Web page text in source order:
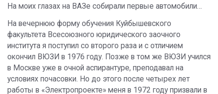
На моих глазах на ВАЗе собирали первые автомобили…
На вечернюю форму обучения Куйбышевского
факультета Всесоюзного юридического заочного
института я поступил со второго раза и с отличием
окончил ВЮЗИ в 1976 году. Позже в том же ВЮЗИ учился
в Москве уже в очной аспирантуре, преподавал на
условиях почасовки. Но до этого после четырех лет
работы в «Электропроекте» меня в 1972 году призвали в